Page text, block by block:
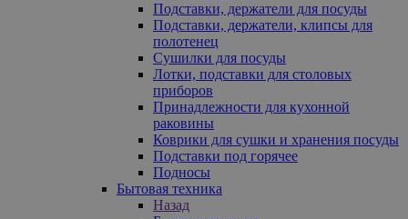
Подставки, держатели для посуды
Подставки, держатели, клипсы для
полотенец
Сушилки для посуды
Лотки, подставки для столовых
приборов
Принадлежности для кухонной
раковины
Коврики для сушки и хранения посуды
Подставки под горячее
Подносы
Бытовая техника
Назад